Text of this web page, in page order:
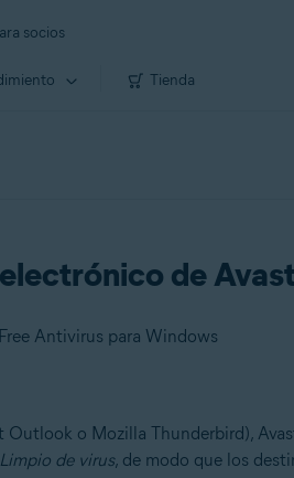
socios
Tienda
de Avast
Antivirus para Windows
o Mozilla Thunderbird),
Limpio de virus, de modo que los